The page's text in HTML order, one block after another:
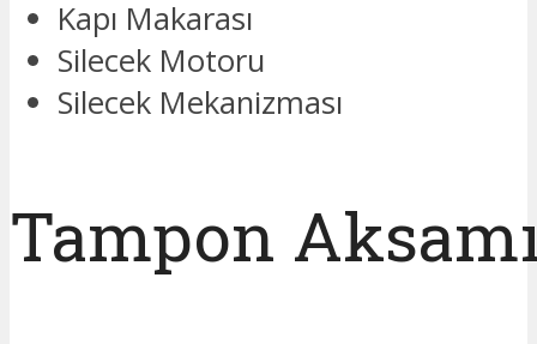
Kapı Makarası
Silecek Motoru
Silecek Mekanizması
Tampon